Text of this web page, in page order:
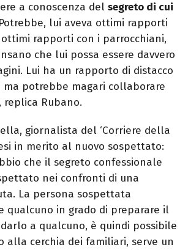
a conoscenza del segreto di cui
lui aveva ottimi rapporti
ottimi rapporti con i parrocchiani,
che lui possa essere davvero
Lui ha un rapporto di distacco
ma potrebbe magari collaborare
replica Rubano.
giornalista del ‘Corriere della
in merito al nuovo sospettato:
che il segreto confessionale
nei confronti di una
La persona sospettata
qualcuno in grado di preparare il
a qualcuno, è quindi possibile
alla cerchia dei familiari, serve un